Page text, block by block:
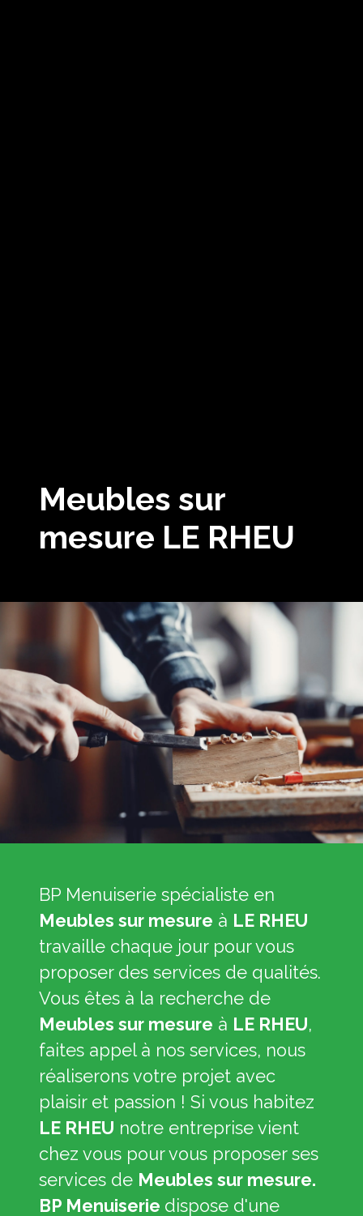
Meubles sur
mesure LE RHEU
BP Menuiserie spécialiste en
Meubles sur mesure à LE RHEU
travaille chaque jour pour vous
proposer des services de qualités.
Vous êtes à la recherche de
Meubles sur mesure à LE RHEU,
faites appel à nos services, nous
réaliserons votre projet avec
plaisir et passion ! Si vous habitez
LE RHEU notre entreprise vient
chez vous pour vous proposer ses
services de Meubles sur mesure.
BP Menuiserie dispose d'une